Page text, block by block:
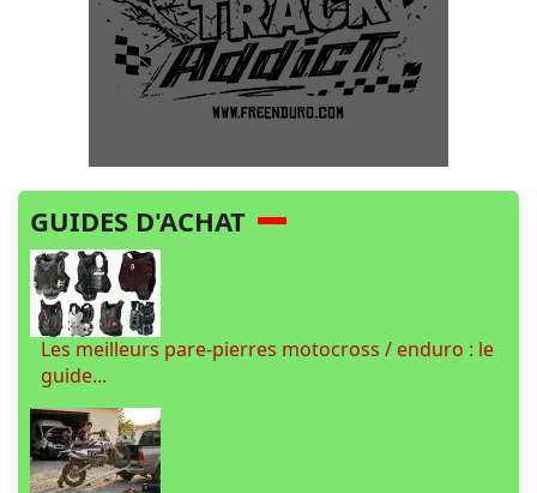
GUIDES D'ACHAT
Les meilleurs pare-pierres motocross / enduro : le
guide...